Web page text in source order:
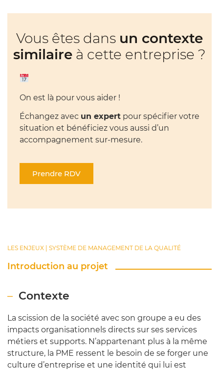
Vous êtes dans un contexte
similaire à cette entreprise ?
On est là pour vous aider !
Échangez avec un expert pour spécifier votre
situation et bénéficiez vous aussi d’un
accompagnement sur-mesure.
Prendre RDV
LES ENJEUX | SYSTÈME DE MANAGEMENT DE LA QUALITÉ
Introduction au projet
Contexte
La scission de la société avec son groupe a eu des
impacts organisationnels directs sur ses services
métiers et supports. N’appartenant plus à la même
structure, la PME ressent le besoin de se forger une
culture d’entreprise et une identité qui lui est